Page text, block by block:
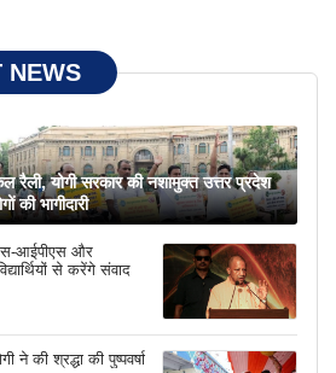
NEWS
रैली, योगी सरकार की नशामुक्त उत्तर प्रदेश
की भागीदारी
आईपीएस और
से करेंगे संवाद
ने की श्रद्धा की पुष्पवर्षा